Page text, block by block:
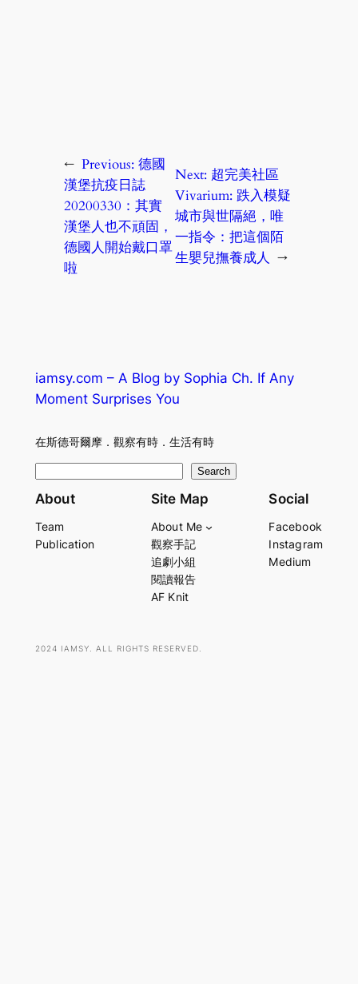
← Previous: 德國
漢堡抗疫日誌
20200330：其實
漢堡人也不頑固，
德國人開始戴口罩
啦
Next: 超完美社區
Vivarium: 跌入模疑
城市與世隔絕，唯
一指令：把這個陌
生嬰兒撫養成人 →
iamsy.com – A Blog by Sophia Ch. If Any
Moment Surprises You
在斯德哥爾摩．觀察有時．生活有時
e
r
Search
About
Team
Publication
Site Map
About Me
觀察手記
追劇小組
閱讀報告
AF Knit
Social
Facebook
Instagram
Medium
2024 IAMSY. ALL RIGHTS RESERVED.